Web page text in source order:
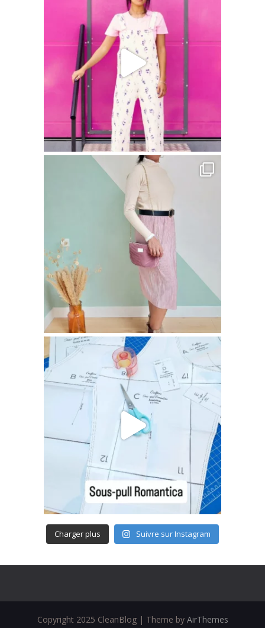
Charger plus Suivre sur Instagram
Copyright 2025 CleanBlog | Theme by AirThemes